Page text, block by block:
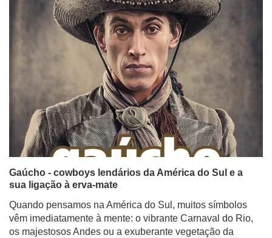
Gaúcho - cowboys lendários da América do Sul e a
sua ligação à erva-mate
Quando pensamos na América do Sul, muitos símbolos
vêm imediatamente à mente: o vibrante Carnaval do Rio,
os majestosos Andes ou a exuberante vegetação da